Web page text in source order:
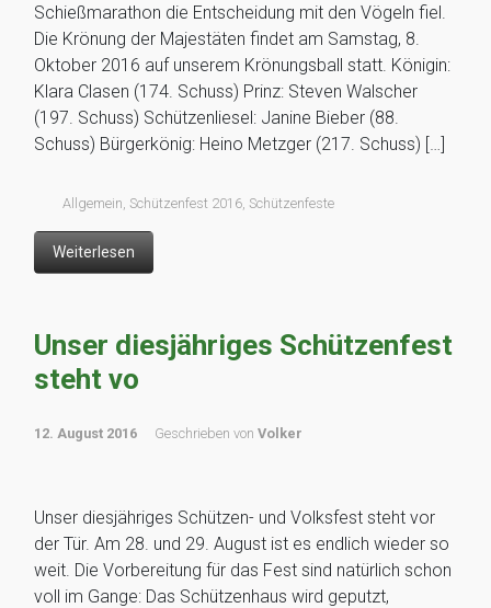
Schießmarathon die Entscheidung mit den Vögeln fiel.
Die Krönung der Majestäten findet am Samstag, 8.
Oktober 2016 auf unserem Krönungsball statt. Königin:
Klara Clasen (174. Schuss) Prinz: Steven Walscher
(197. Schuss) Schützenliesel: Janine Bieber (88.
Schuss) Bürgerkönig: Heino Metzger (217. Schuss) […]
Allgemein Schützenfest 2016, Schützenfeste
Weiterlesen
Unser diesjähriges Schützenfest
steht vo
12. August 2016 Geschrieben von Volker
Unser diesjähriges Schützen- und Volksfest steht vor
der Tür. Am 28. und 29. August ist es endlich wieder so
weit. Die Vorbereitung für das Fest sind natürlich schon
voll im Gange: Das Schützenhaus wird geputzt,